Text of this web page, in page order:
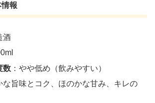
情報
酒
数 ：やや低め（飲みやすい）
な旨味とコク、ほのかな甘み、キレの